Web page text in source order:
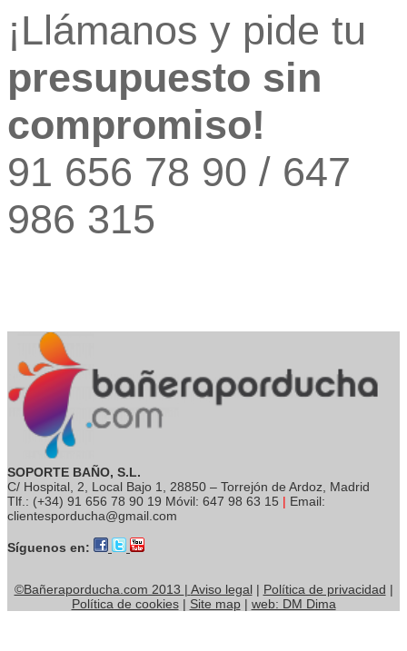
¡Llámanos y pide tu
presupuesto sin
compromiso!
91 656 78 90 / 647
986 315
SOPORTE BAÑO, S.L.
C/ Hospital, 2, Local Bajo 1, 28850 – Torrejón de Ardoz, Madrid
Tlf.: (+34) 91 656 78 90 19 Móvil: 647 98 63 15 | Email:
clientesporducha@gmail.com
Síguenos en:
©Bañeraporducha.com 2013 | Aviso legal | Política de privacidad |
Política de cookies | Site map | web: DM Dima